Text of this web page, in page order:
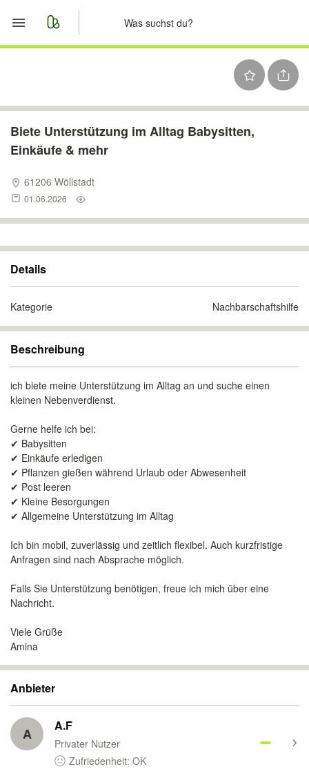
Nachrichten
Biete Unterstützung im Alltag Babysitten,
Einkäufe & mehr
61206 Wöllstadt
01.06.2026
Details
Kategorie Nachbarschaftshilfe
Beschreibung
ich biete meine Unterstützung im Alltag an und suche einen
kleinen Nebenverdienst.
Gerne helfe ich bei:
✔ Babysitten
✔ Einkäufe erledigen
✔ Pflanzen gießen während Urlaub oder Abwesenheit
✔ Post leeren
✔ Kleine Besorgungen
✔ Allgemeine Unterstützung im Alltag
Ich bin mobil, zuverlässig und zeitlich flexibel. Auch kurzfristige
Anfragen sind nach Absprache möglich.
Falls Sie Unterstützung benötigen, freue ich mich über eine
Nachricht.
Viele Grüße
Amina
Anbieter
A A.F
Privater Nutzer
Zufriedenheit: OK